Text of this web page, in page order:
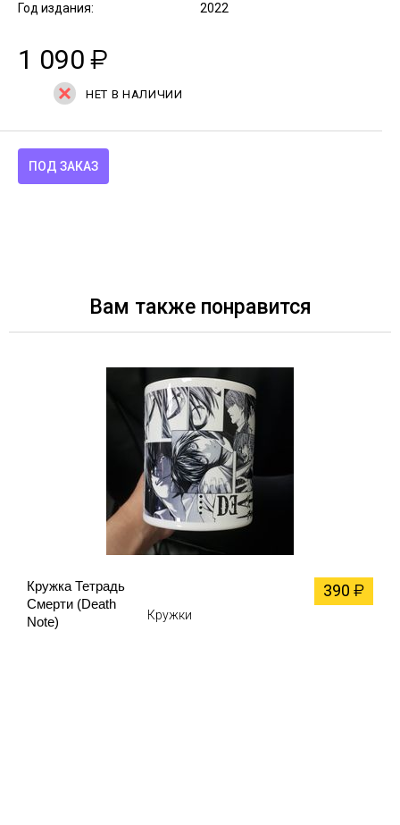
Год издания:
2022
1 090 ₽
НЕТ В НАЛИЧИИ
ПОД ЗАКАЗ
Вам также понравится
Кружка Тетрадь
Смерти (Death
Note)
390 ₽
Кружки